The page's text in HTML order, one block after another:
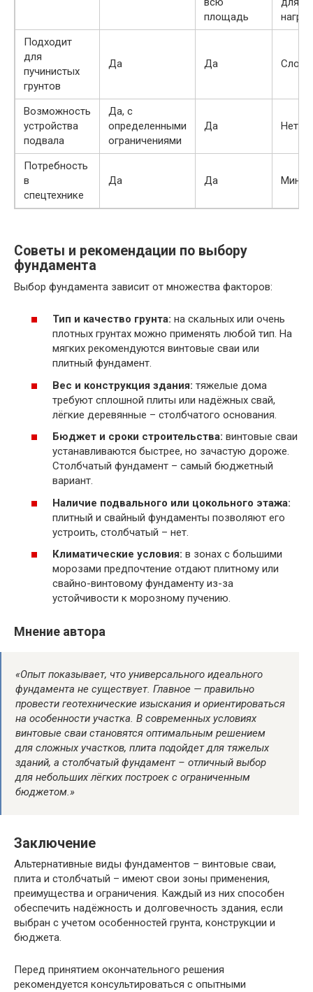
площадь
Подходит
для
пучинистых
грунтов
Да Да
Возможность
устройства
подвала
Да, с
определенными
ограничениями
Да Нет
Потребность
в
спецтехнике
Да Да
Советы и рекомендации по выбору
фундамента
Выбор фундамента зависит от множества факторов:
Тип и качество грунта: на скальных или очень
плотных грунтах можно применять любой тип. На
мягких рекомендуются винтовые сваи или
плитный фундамент.
Вес и конструкция здания: тяжелые дома
требуют сплошной плиты или надёжных свай,
лёгкие деревянные – столбчатого основания.
Бюджет и сроки строительства: винтовые сваи
устанавливаются быстрее, но зачастую дороже.
Столбчатый фундамент – самый бюджетный
вариант.
Наличие подвального или цокольного этажа:
плитный и свайный фундаменты позволяют его
устроить, столбчатый – нет.
Климатические условия: в зонах с большими
морозами предпочтение отдают плитному или
свайно-винтовому фундаменту из-за
устойчивости к морозному пучению.
Мнение автора
«Опыт показывает, что универсального идеального
фундамента не существует. Главное — правильно
провести геотехнические изыскания и ориентироваться
на особенности участка. В современных условиях
винтовые сваи становятся оптимальным решением
для сложных участков, плита подойдет для тяжелых
зданий, а столбчатый фундамент – отличный выбор
для небольших лёгких построек с ограниченным
бюджетом.»
Заключение
Альтернативные виды фундаментов – винтовые сваи,
плита и столбчатый – имеют свои зоны применения,
преимущества и ограничения. Каждый из них способен
обеспечить надёжность и долговечность здания, если
выбран с учетом особенностей грунта, конструкции и
бюджета.
Перед принятием окончательного решения
рекомендуется консультироваться с опытными